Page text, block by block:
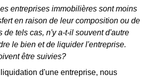
entreprises immobilières sont moins
en raison de leur composition ou de
de tels cas, n'y a-t-il souvent d'autre
le bien et de liquider l'entreprise.
être suivies?
d'une entreprise, nous